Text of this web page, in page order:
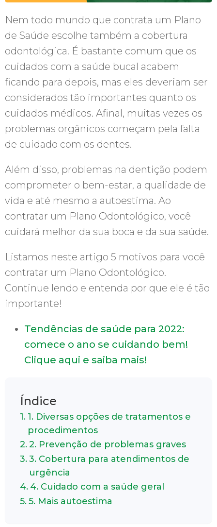
Nem todo mundo que contrata um Plano
de Saúde escolhe também a cobertura
odontológica. É bastante comum que os
cuidados com a saúde bucal acabem
ficando para depois, mas eles deveriam ser
considerados tão importantes quanto os
cuidados médicos. Afinal, muitas vezes os
problemas orgânicos começam pela falta
de cuidado com os dentes.
Além disso, problemas na dentição podem
comprometer o bem-estar, a qualidade de
vida e até mesmo a autoestima. Ao
contratar um Plano Odontológico, você
cuidará melhor da sua boca e da sua saúde.
Listamos neste artigo 5 motivos para você
contratar um Plano Odontológico.
Continue lendo e entenda por que ele é tão
importante!
Tendências de saúde para 2022:
comece o ano se cuidando bem!
Clique aqui e saiba mais!
Índice
1. Diversas opções de tratamentos e
procedimentos
2. Prevenção de problemas graves
3. Cobertura para atendimentos de
urgência
4. Cuidado com a saúde geral
5. Mais autoestima